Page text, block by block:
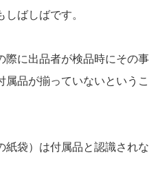
ばしばです。
際に出品者が検品時にその事
属品が揃っていないというこ
袋）は付属品と認識されな